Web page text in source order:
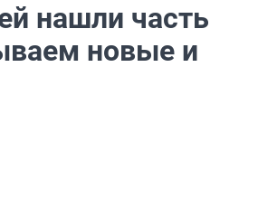
нашли часть
новые и